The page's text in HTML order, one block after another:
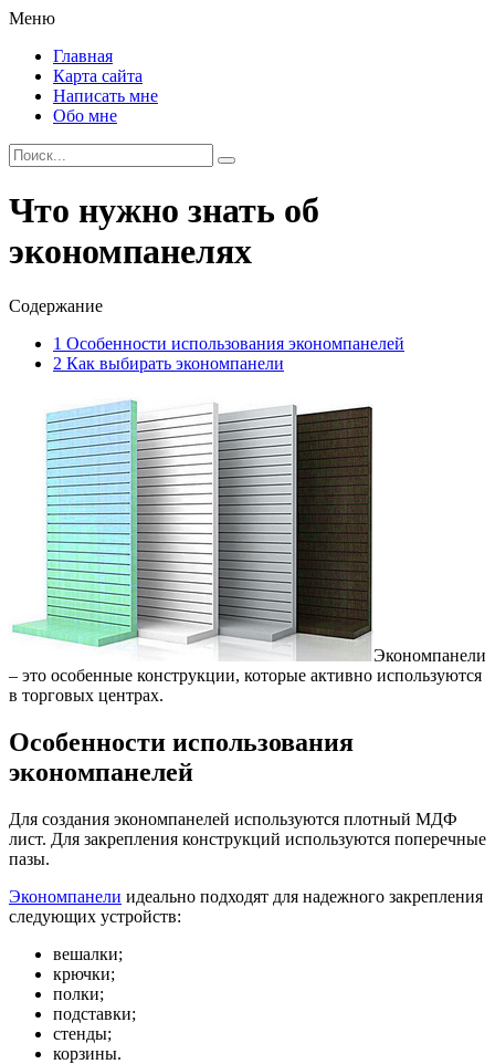
Меню
Главная
Карта сайта
Написать мне
Обо мне
Что нужно знать об
экономпанелях
Содержание
1 Особенности использования экономпанелей
2 Как выбирать экономпанели
Экономпанели
– это особенные конструкции, которые активно используются
в торговых центрах.
Особенности использования
экономпанелей
Для создания экономпанелей используются плотный МДФ
лист. Для закрепления конструкций используются поперечные
пазы.
Экономпанели идеально подходят для надежного закрепления
следующих устройств:
вешалки;
крючки;
полки;
подставки;
стенды;
корзины.